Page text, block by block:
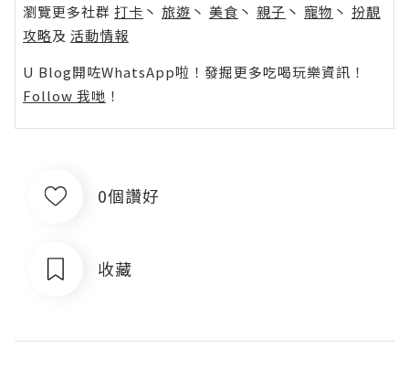
瀏覽更多社群 打卡 丶 旅遊 丶 美食 丶 親子 丶 寵物 丶 扮靚
攻略及 活動情報
U Blog開咗WhatsApp啦！發掘更多吃喝玩樂資訊！
Follow 我哋 ！
0個讚好
收藏